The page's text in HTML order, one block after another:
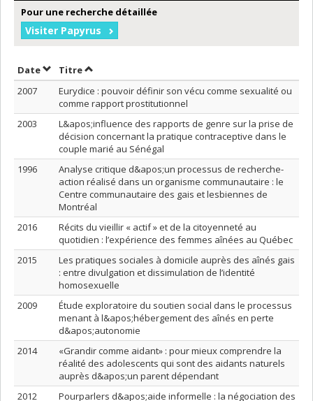
Pour une recherche détaillée
Visiter Papyrus
DateTrier par date en ordre décroissant
TitreTrier par titre en ordre décroissant
2007
Eurydice : pouvoir définir son vécu comme sexualité ou
comme rapport prostitutionnel
2003
L&apos;influence des rapports de genre sur la prise de
décision concernant la pratique contraceptive dans le
couple marié au Sénégal
1996
Analyse critique d&apos;un processus de recherche-
action réalisé dans un organisme communautaire : le
Centre communautaire des gais et lesbiennes de
Montréal
2016
Récits du vieillir « actif » et de la citoyenneté au
quotidien : l’expérience des femmes aînées au Québec
2015
Les pratiques sociales à domicile auprès des aînés gais
: entre divulgation et dissimulation de l’identité
homosexuelle
2009
Étude exploratoire du soutien social dans le processus
menant à l&apos;hébergement des aînés en perte
d&apos;autonomie
2014
«Grandir comme aidant» : pour mieux comprendre la
réalité des adolescents qui sont des aidants naturels
auprès d&apos;un parent dépendant
2012
Pourparlers d&apos;aide informelle : la négociation des